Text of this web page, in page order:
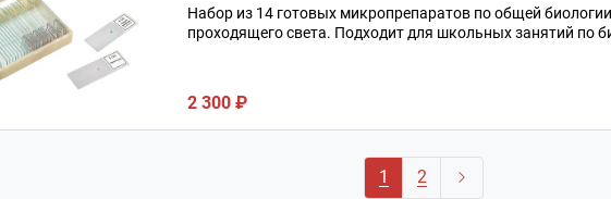
Набор из 14 готовых микропрепаратов по общей
проходящего света. Подходит для школьных занятий по
2 300 ₽
1
2